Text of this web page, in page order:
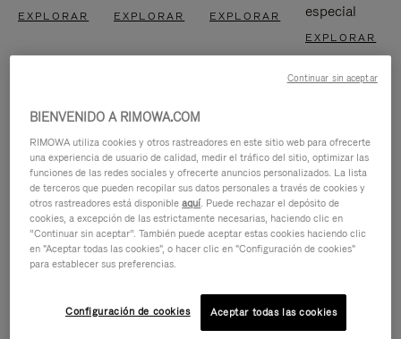
EXPLORAR EXPLORAR EXPLORAR
especial
EXPLORAR
VÍDEO
SONIDO
BIENVENIDO A RIMOWA.COM
RIMOWA utiliza cookies y otros rastreadores en este sitio web para ofrecerte
una experiencia de usuario de calidad, medir el tráfico del sitio, optimizar las
funciones de las redes sociales y ofrecerte anuncios personalizados. La lista
de terceros que pueden recopilar sus datos personales a través de cookies y
otros rastreadores está disponibleaquí. Puede rechazar el depósito de
cookies, a excepción de las estrictamente necesarias, haciendo clic en
“Continuar sin aceptar”. También puede aceptar estas cookies haciendo clic
en "Aceptar todas las cookies", o hacer clic en "Configuración de cookies"
para establecer sus preferencias.
Configuración de cookies Aceptar todas las cookies
Continuar sin aceptar